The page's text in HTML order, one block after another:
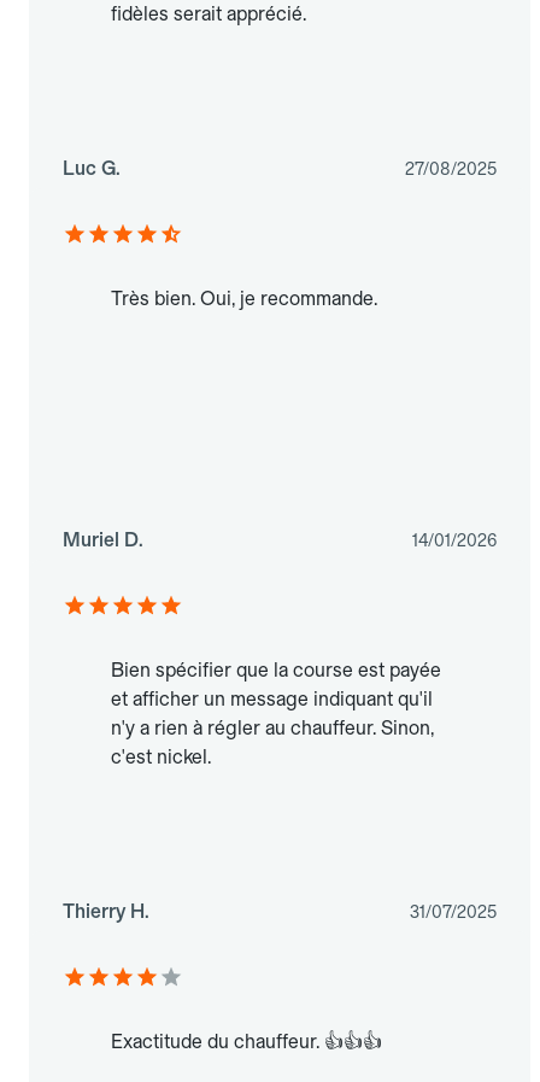
fidèles serait apprécié.
Luc G. 27/08/2025
Très bien. Oui, je recommande.
Muriel D. 14/01/2026
Bien spécifier que la course est payée
et afficher un message indiquant qu'il
n'y a rien à régler au chauffeur. Sinon,
c'est nickel.
Thierry H. 31/07/2025
Exactitude du chauffeur. 👍👍👍